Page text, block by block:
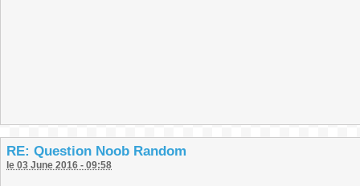
RE: Question Noob Random
le 03 June 2016 - 09:58